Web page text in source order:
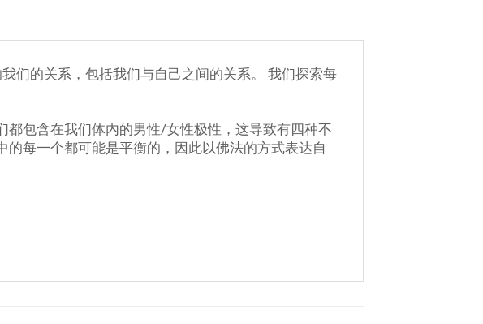
们的关系，包括我们与自己之间的关系。 我们探索每
都包含在我们体内的男性/女性极性，这导致有四种不
每一个都可能是平衡的，因此以佛法的方式表达自